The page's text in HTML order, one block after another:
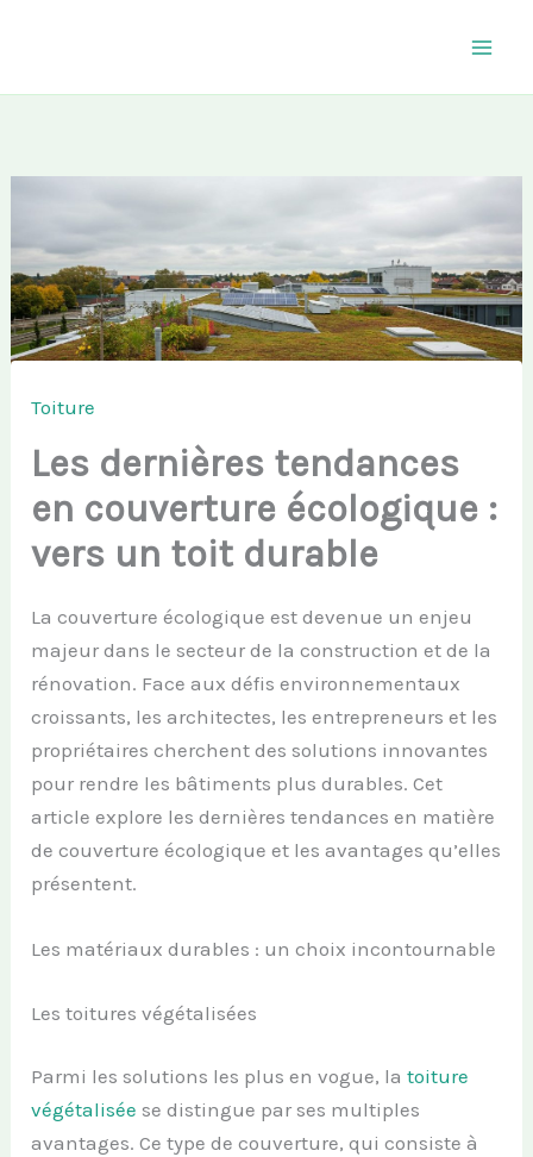
Toiture
Les dernières tendances
en couverture écologique :
vers un toit durable
La couverture écologique est devenue un enjeu
majeur dans le secteur de la construction et de la
rénovation. Face aux défis environnementaux
croissants, les architectes, les entrepreneurs et les
propriétaires cherchent des solutions innovantes
pour rendre les bâtiments plus durables. Cet
article explore les dernières tendances en matière
de couverture écologique et les avantages qu’elles
présentent.
Les matériaux durables : un choix incontournable
Les toitures végétalisées
Parmi les solutions les plus en vogue, latoiture
végétalisée se distingue par ses multiples
avantages. Ce type de couverture, qui consiste à